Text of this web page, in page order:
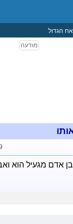
הגדול
אדם מגעיל הוא